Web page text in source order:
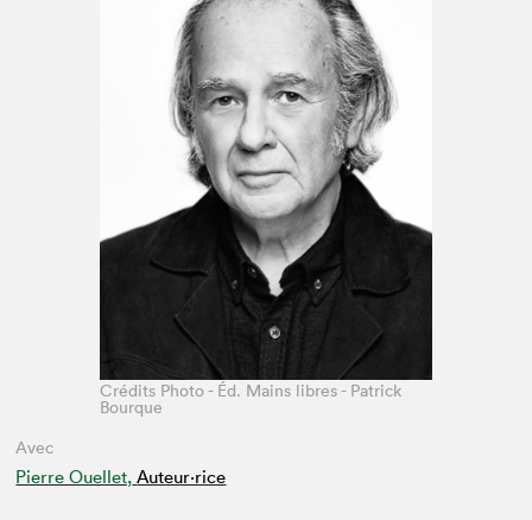
Avec
Pierre Ouellet, Auteur·rice
Crédits Photo - Éd. Mains libres - Patrick
Bourque